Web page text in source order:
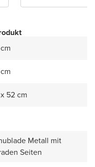
52 cm
Metall mit
Seiten